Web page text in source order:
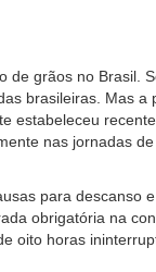
grãos no Brasil.
brasileiras. Mas
estabeleceu
nas jornadas
para descanso
obrigatória na
oito horas